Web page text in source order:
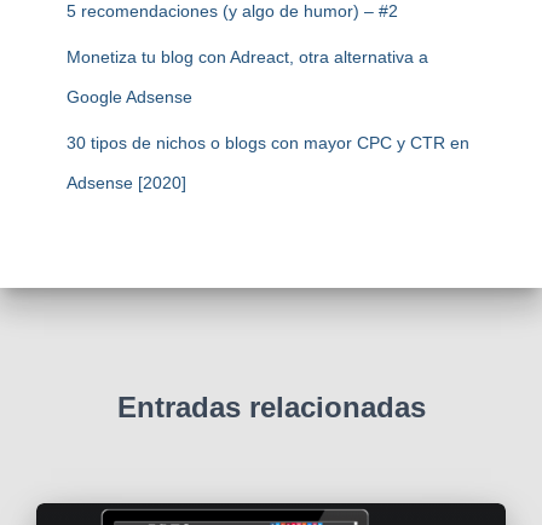
5 recomendaciones (y algo de humor) – #2
Monetiza tu blog con Adreact, otra alternativa a
Google Adsense
30 tipos de nichos o blogs con mayor CPC y CTR en
Adsense [2020]
Entradas relacionadas